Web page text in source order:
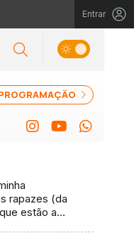
Entrar
rapazes (da
estão a